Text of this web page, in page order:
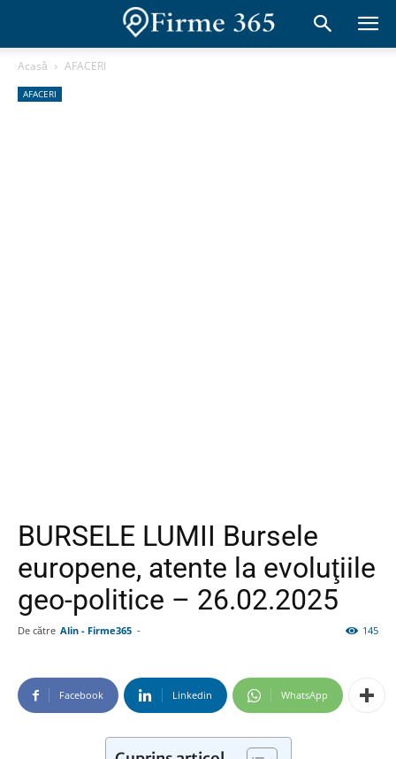
Acasă AFACERI
AFACERI
BURSELE LUMII Bursele
europene, atente la evoluţiile
geo-politice – 26.02.2025
De către Alin - Firme365 - 145
Facebook Linkedin WhatsApp